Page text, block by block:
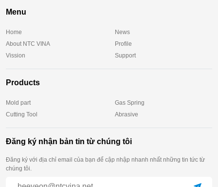
Menu
Home
News
About NTC VINA
Profile
Vission
Support
Products
Mold part
Gas Spring
Cutting Tool
Abrasive
Đăng ký nhận bản tin từ chúng tôi
Đăng ký với địa chỉ email của bạn để cập nhập nhanh nhất những tin tức từ
chúng tôi.